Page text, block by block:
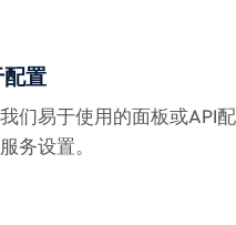
置
们易于使用的面板或API
务设置。